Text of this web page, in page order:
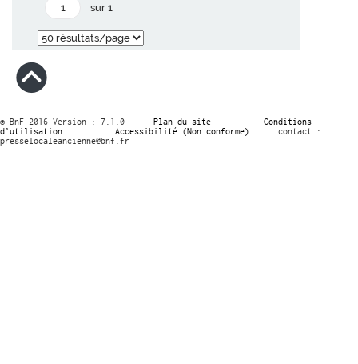
sur 1
© BnF 2016 Version : 7.1.0 Plan du site
Conditions
d’utilisation
Accessibilité (Non conforme)
contact :
presselocaleancienne@bnf.fr